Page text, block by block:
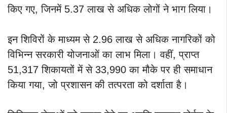
किए गए, जिनमें 5.37 लाख से अधिक लोगों ने भाग लिया।
इन शिविरों के माध्यम से 2.96 लाख से अधिक नागरिकों को
विभिन्न सरकारी योजनाओं का लाभ मिला। वहीं, प्राप्त
51,317 शिकायतों में से 33,990 का मौके पर ही समाधान
किया गया, जो प्रशासन की तत्परता को दर्शाता है।